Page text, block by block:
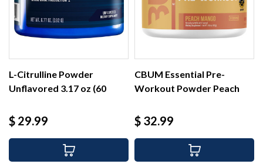
L-Citrulline Powder
Unflavored 3.17 oz (60
Precio
$ 29.99
CBUM Essential Pre-
Workout Powder Peach
Precio
$ 32.99